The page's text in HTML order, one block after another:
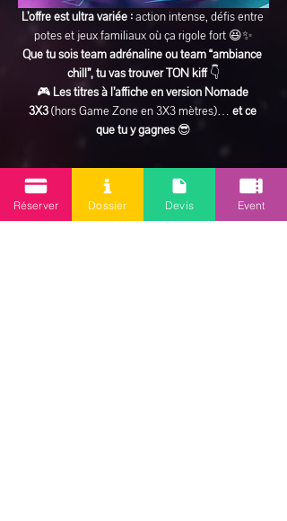
L’offre est ultra variée : action intense, défis entre
potes et jeux familiaux où ça rigole fort 😆✨
Que tu sois team adrénaline ou team “ambiance
chill”, tu vas trouver TON kiff 👇
🎮 Les titres à l’affiche en version Nomade
3X3 (hors Game Zone en 3X3 mètres)… et ce
que tu y gagnes 😎
En lire plus >
Réserver Dossier Devis Event